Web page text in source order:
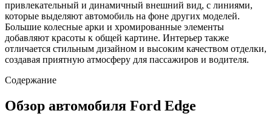
привлекательный и динамичный внешний вид, с линиями,
которые выделяют автомобиль на фоне других моделей.
Большие колесные арки и хромированные элементы
добавляют красоты к общей картине. Интерьер также
отличается стильным дизайном и высоким качеством отделки,
создавая приятную атмосферу для пассажиров и водителя.
Содержание
Обзор автомобиля Ford Edge